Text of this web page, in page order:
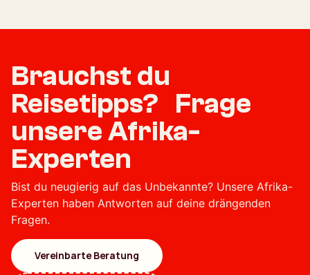
Brauchst du
Reisetipps? Frage
unsere Afrika-
Experten
Bist du neugierig auf das Unbekannte? Unsere Afrika-
Experten haben Antworten auf deine drängenden
Fragen.
Vereinbarte Beratung